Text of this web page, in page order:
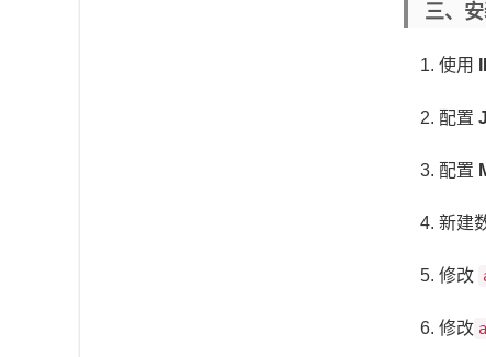
三、
使用
配置
配置
新建
修改
修改